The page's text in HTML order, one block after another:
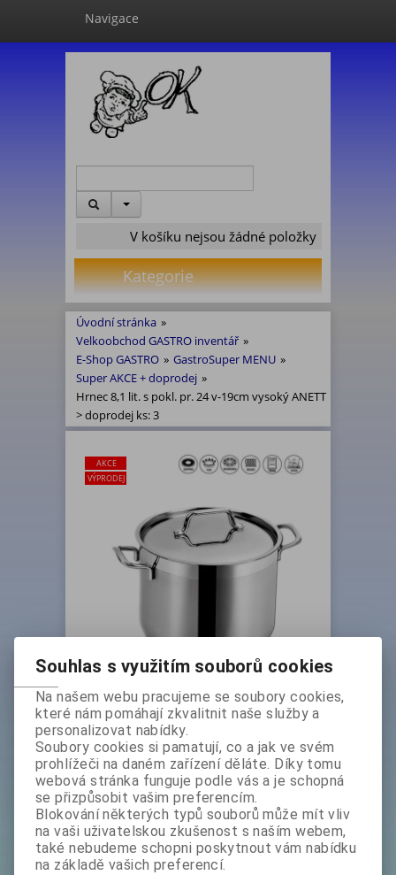
Navigace
V košíku nejsou žádné položky
Kategorie
Úvodní stránka »
Velkoobchod GASTRO inventář »
E-Shop GASTRO » GastroSuper MENU »
Super AKCE + doprodej »
Hrnec 8,1 lit. s pokl. pr. 24 v-19cm vysoký ANETT
> doprodej ks: 3
AKCE
VÝPRODEJ
19cm vysoký ANETT > doprodej
ks: 3
Základní cena bez DPH:
1 199 Kč
Základní cena s DPH:
1 450,80 Kč
Akční sleva 26 %
bez DPH:889 Kč
s DPH: 1 075,70 Kč
Souhlas s využitím souborů cookies
Na našem webu pracujeme se soubory cookies,
které nám pomáhají zkvalitnit naše služby a
personalizovat nabídky.
Soubory cookies si pamatují, co a jak ve svém
prohlížeči na daném zařízení děláte. Díky tomu
webová stránka funguje podle vás a je schopná
se přizpůsobit vašim preferencím.
Blokování některých typů souborů může mít vliv
na vaši uživatelskou zkušenost s naším webem,
také nebudeme schopni poskytnout vám nabídku
na základě vašich preferencí.